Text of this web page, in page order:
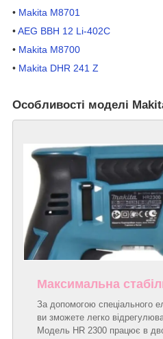
• Makita M8701
•AEG BBH 12 Li-402C
• Makita M8700
• Makita DHR 241 Z
Особливості моделі
Максимальна
За допомогою спеціального
ви зможете легко
Модель HR 2300 працює в